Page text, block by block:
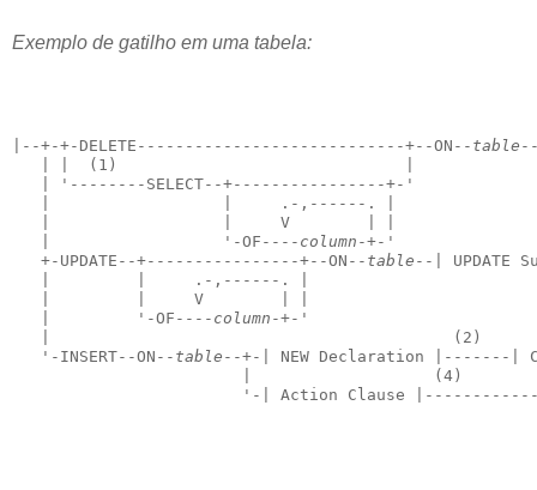
Exemplo de gatilho em uma tabela:
|--+-+-DELETE----------------------------+--ON-- table
| |  (1)                              |
| '--------SELECT--+----------------+-'
|                  |     .-,------. |
|                  |     V        | |
   |                  '-OF----
column -+-'
   +-UPDATE--+----------------+--ON--
table --|
|         |     .-,------. |
|         |     V        | |
   |         '-OF----
column -+-'
|                                          (2)
   '-INSERT--ON--
table --+-| NEW Declaration |-------|
|                   (4)
'-| Action Clause